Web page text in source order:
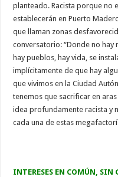
planteado. Racista porque no
establecerán en Puerto
que llaman zonas
conversatorio: “Donde no hay
hay pueblos, hay vida, se
implícitamente de que hay
que vivimos en la Ciudad
tenemos que sacrificar en
idea profundamente racista y
cada una de estas
INTERESES EN COMÚN, SIN